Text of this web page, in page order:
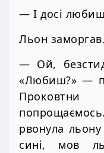
— І досі
Льон заморгав.
— Ой,
«Любиш?» —
рвонула
сині, мов